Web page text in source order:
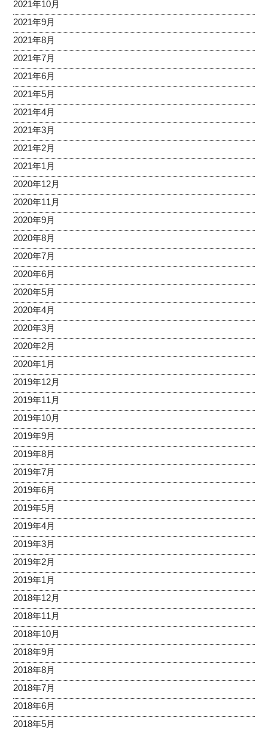
2021年10月
2021年9月
2021年8月
2021年7月
2021年6月
2021年5月
2021年4月
2021年3月
2021年2月
2021年1月
2020年12月
2020年11月
2020年9月
2020年8月
2020年7月
2020年6月
2020年5月
2020年4月
2020年3月
2020年2月
2020年1月
2019年12月
2019年11月
2019年10月
2019年9月
2019年8月
2019年7月
2019年6月
2019年5月
2019年4月
2019年3月
2019年2月
2019年1月
2018年12月
2018年11月
2018年10月
2018年9月
2018年8月
2018年7月
2018年6月
2018年5月